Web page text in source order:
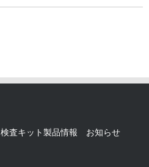
検査キット製品情報
お知らせ